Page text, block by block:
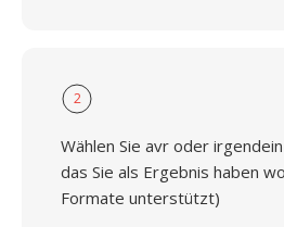
2
Wählen Sie avr oder
das Sie als Ergebnis haben
Formate unterstützt)